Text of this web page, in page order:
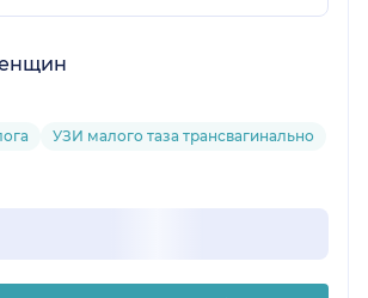
УЗИ малого таза трансвагинально